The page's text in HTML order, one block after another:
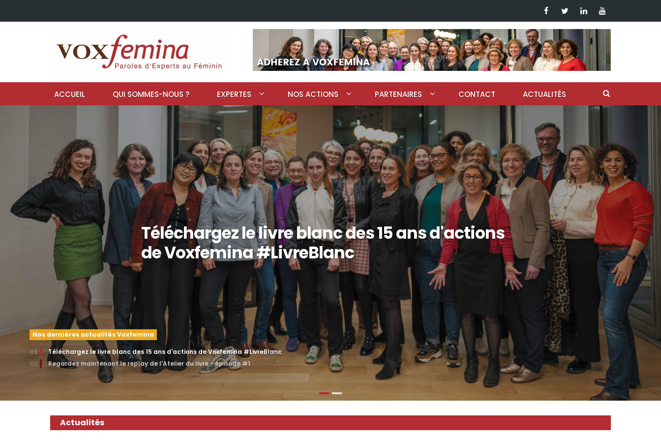
ACCUEIL QUI SOMMES-NOUS ? EXPERTES NOS ACTIONS PARTENAIRES CONTACT ACTUALITÉS
Téléchargez le livre blanc des 15 ans d'actions
de Voxfemina #LivreBlanc
Nos dernières actualités Voxfemina
01 Téléchargez le livre blanc des 15 ans d'actions de Voxfemina #LivreBlanc
02 Regardez maintenant le replay de l'Atelier du livre - épisode #1
Actualités